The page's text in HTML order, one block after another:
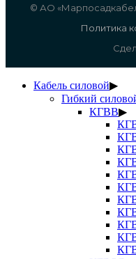
© АО
Политика
Кабель силовой▶
Гибкий
КГВВ▶